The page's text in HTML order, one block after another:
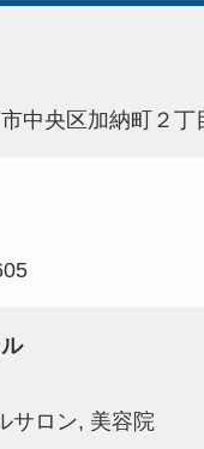
中央区加納町２丁
サロン, 美容院